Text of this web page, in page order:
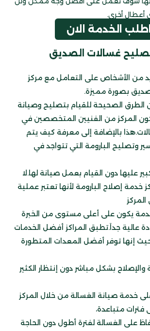
أعطال أخرى.
اطلب الخدمة الان
غسالات الصديق
من الأشخاص على التعامل مع مركز
بصورة مميزة.
الطرق الصحيحة للقيام بتصليح وصيانة
المركز من الفنيين المتخصصين في
بالإضافة إلى معرفة كيف يتم
وتصليح البارومة التي تتواجد في
عليها دون القيام بعمل صيانة لها.لا
خدمة إصلاح البارومة لأنها تعتبر عملية
يكون على أعلى مستوى من الخبرة
عالية جداَ.تطبق المراكز أفضل الخدمات
إنها توفر أفضل المعدات المتطورة
والإصلاح بشكل مباشر دون إنتظار الكثير
خدمة صيانة الغسالة من خلال المركز
متباعدة،
على الغسالة لفترة أطول دون الحاجة